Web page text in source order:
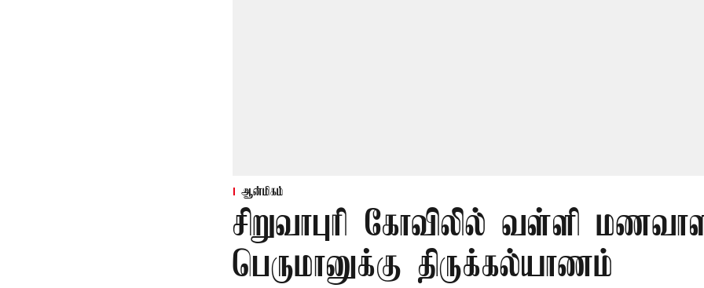
ஆன்மிகம்
சிறுவாபுரி கோவிலில் வள்ளி
பெருமானுக்கு திருக்கல்யாணம்